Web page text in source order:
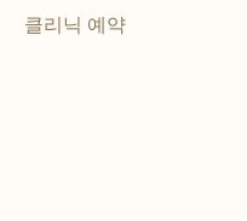
클리닉 예약